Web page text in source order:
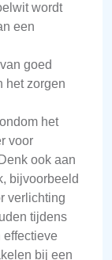
wordt
een
goed
het zorgen
het
voor
ook aan
bijvoorbeeld
verlichting
tijdens
effectieve
bij een